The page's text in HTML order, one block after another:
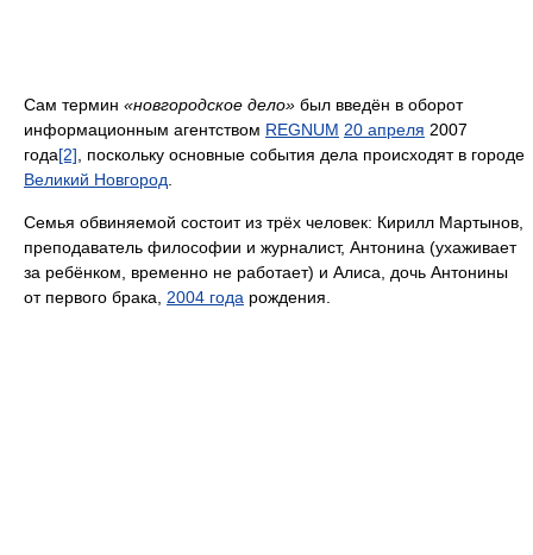
Сам термин «новгородское дело» был введён в оборот
информационным агентством REGNUM 20 апреля 2007
года[2] , поскольку основные события дела происходят в городе
Великий Новгород
Семья обвиняемой состоит из трёх человек: Кирилл Мартынов,
преподаватель философии и журналист, Антонина (ухаживает
за ребёнком, временно не работает) и Алиса, дочь Антонины
от первого брака, 2004 года рождения.